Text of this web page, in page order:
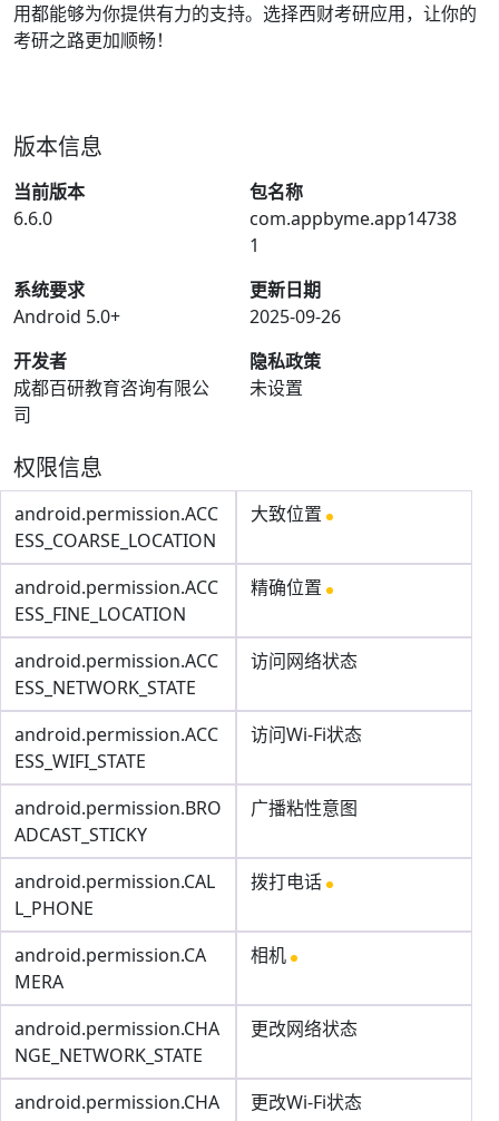
用都能够为你提供有力的支持。选择西财考研应用，让你的
考研之路更加顺畅！
版本信息
当前版本
6.6.0
包名称
com.appbyme.app14738
1
系统要求
Android 5.0+
更新日期
2025-09-26
开发者
成都百研教育咨询有限公
司
隐私政策
未设置
权限信息
android.permission.ACC
ESS_COARSE_LOCATION
大致位置
android.permission.ACC
ESS_FINE_LOCATION
精确位置
android.permission.ACC
ESS_NETWORK_STATE
访问网络状态
android.permission.ACC
ESS_WIFI_STATE
访问Wi-Fi状态
android.permission.BRO
ADCAST_STICKY
广播粘性意图
android.permission.CAL
L_PHONE
拨打电话
android.permission.CA
MERA
相机
android.permission.CHA
NGE_NETWORK_STATE
更改网络状态
android.permission.CHA
更改Wi-Fi状态